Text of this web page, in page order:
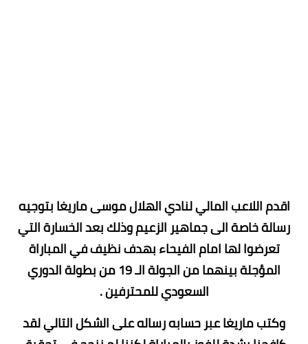
اقدم اللاعب المالي لنادي ​الهلال​ ​موسى ماريغا​ بتوجيه
رسالة خاصة الى جماهير الزعيم وذلك بعد الخسارة التي
تعرضوا لها امام ​الفيحاء​ بهدف نظيف في المباراة
المؤجلة بينهما من الجولة الـ 19 من بطولة الدوري
السعودي للمحترفين .
وكتب ماريغا عبر حسابه رساله على الشكل التالي لقد